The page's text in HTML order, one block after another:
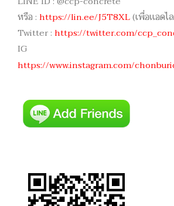
หรือ :https://lin.ee/J5T8XL(เพื่อเเอด
Twitter :https://twitter.com/
IG
https://www.instagram.com/